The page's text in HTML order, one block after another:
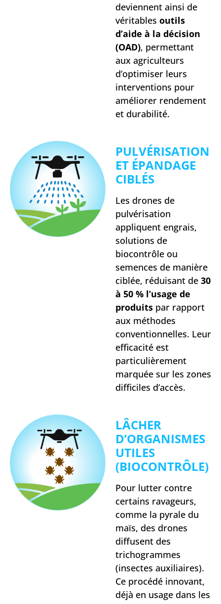
deviennent ainsi de
véritables outils
d’aide à la décision
(OAD), permettant
aux agriculteurs
d’optimiser leurs
interventions pour
améliorer rendement
et durabilité.
PULVÉRISATION
ET ÉPANDAGE
CIBLÉS
Les drones de
pulvérisation
appliquent engrais,
solutions de
biocontrôle ou
semences de manière
ciblée, réduisant de 30
à 50 % l’usage de
produits par rapport
aux méthodes
conventionnelles. Leur
efficacité est
particulièrement
marquée sur les zones
difficiles d’accès.
LÂCHER
D’ORGANISMES
UTILES
(BIOCONTRÔLE)
Pour lutter contre
certains ravageurs,
comme la pyrale du
maïs, des drones
diffusent des
trichogrammes
(insectes auxiliaires).
Ce procédé innovant,
déjà en usage dans les